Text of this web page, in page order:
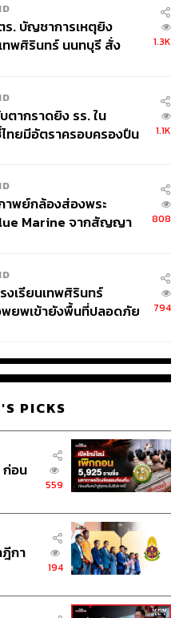
ร. บัญชาการเหตุยิง
ทพศิรินทร์ นนทบุรี สั่ง
1.3K
ตากราดยิง รร. ใน
ทยมีอัตราครอบครองปืน
1.1K
าพย์กล้องส่องพระ
Marine จากสัญญา
บระบุแบรนด์
808
งเรียนเทพศิรินทร์
ยพเข้ายังพื้นที่ปลอดภัย
794
PICKS
ก่อน
559
กา
194